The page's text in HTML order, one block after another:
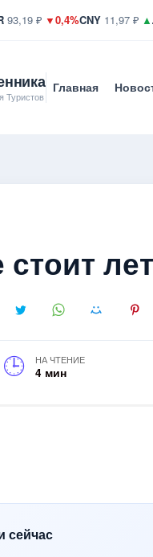
93,19 ₽ ▼0,4%CNY 11,97 ₽ ▲
Туристов
Главная
НА ЧТЕНИЕ
4 мин
сейчас